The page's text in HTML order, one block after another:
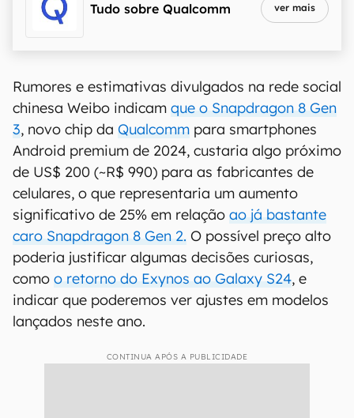
Tudo sobre Qualcomm ver mais
Rumores e estimativas divulgados na rede social
chinesa Weibo indicam que o Snapdragon 8 Gen
3, novo chip da Qualcomm para smartphones
Android premium de 2024, custaria algo próximo
de US$ 200 (~R$ 990) para as fabricantes de
celulares, o que representaria um aumento
significativo de 25% em relação ao já bastante
caro Snapdragon 8 Gen 2. O possível preço alto
poderia justificar algumas decisões curiosas,
como o retorno do Exynos ao Galaxy S24, e
indicar que poderemos ver ajustes em modelos
lançados neste ano.
CONTINUA APÓS A PUBLICIDADE